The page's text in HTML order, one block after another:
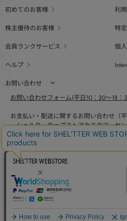
初めてのお客様
利
株主優待のお客様
特
会員ランクサービス
個
ヘルプ
お問い合わせ
お問い合わせフォーム(平日10：30～18
お支払い・配送に関するお問い合わせ（平
シェルターウェブストアカスタマーセ
0800-123-6820
商品の素材、サイズ、仕様等に関するお
バロックジャパンリミテッドコールセ
03-6730-9191
BAROQUE JAPAN LIMITED